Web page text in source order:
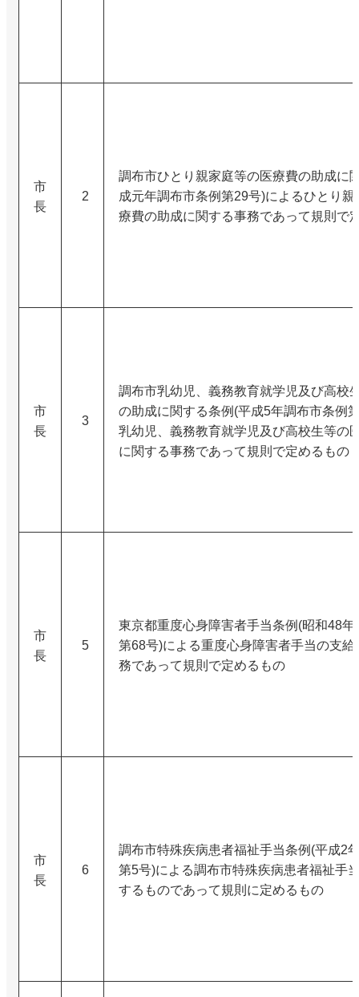
市
長
2
調布市ひとり親家庭等の医療費の助成に
成元年調布市条例第29号)によるひとり親
療費の助成に関する事務であって規則で
市
長
3
調布市乳幼児、義務教育就学児及び高校
の助成に関する条例(平成5年調布市条例
乳幼児、義務教育就学児及び高校生等の
に関する事務であって規則で定めるもの
市
長
5
東京都重度心身障害者手当条例(昭和48年
第68号)による重度心身障害者手当の支給
務であって規則で定めるもの
市
長
6
調布市特殊疾病患者福祉手当条例(平成2
第5号)による調布市特殊疾病患者福祉手
するものであって規則に定めるもの